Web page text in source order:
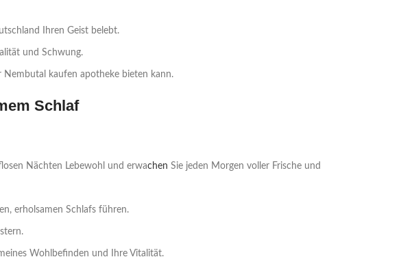
Ihren Geist belebt.
und Schwung.
Nembutal kaufen apotheke bieten kann.
Schlaf
Nächten Lebewohl und erwachen Sie jeden Morgen voller Frische und
erholsamen Schlafs führen.
Wohlbefinden und Ihre Vitalität.